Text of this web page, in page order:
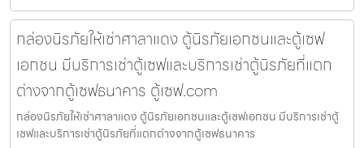
กล่องนิรภัยให้เช่าศาลาแดง ตู้นิรภัยเอกชนและตู้เซฟ
เอกชน มีบริการเช่าตู้เซฟและบริการเช่าตู้นิรภัยที่แตก
ต่างจากตู้เซฟธนาคาร ตู้เซฟ.com
กล่องนิรภัยให้เช่าศาลาแดง ตู้นิรภัยเอกชนและตู้เซฟเอกชน มีบริการเช่าตู้
เซฟและบริการเช่าตู้นิรภัยที่แตกต่างจากตู้เซฟธนาคาร